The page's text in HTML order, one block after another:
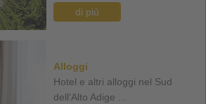
di più
Alloggi
Hotel e altri alloggi nel Sud
dell'Alto Adige ...